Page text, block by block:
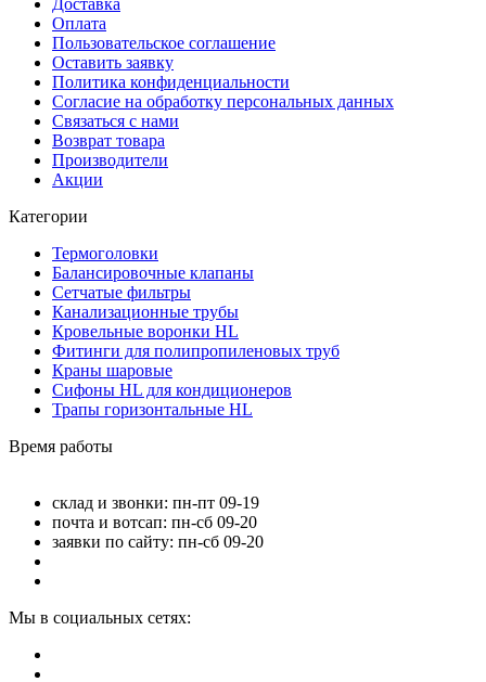
Оплата
Пользовательское соглашение
Оставить заявку
Политика конфиденциальности
Согласие на обработку персональных данных
Связаться с нами
Возврат товара
Производители
Акции
Категории
Термоголовки
Балансировочные клапаны
Сетчатые фильтры
Канализационные трубы
Кровельные воронки HL
Фитинги для полипропиленовых труб
Краны шаровые
Сифоны HL для кондиционеров
Трапы горизонтальные HL
Время работы
склад и звонки: пн-пт 09-19
почта и вотсап: пн-сб 09-20
заявки по сайту: пн-сб 09-20
Мы в социальных сетях: